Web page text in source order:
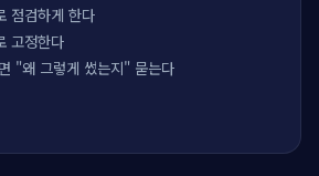
점검하게 한다
고정한다
"왜 그렇게 썼는지" 묻는다